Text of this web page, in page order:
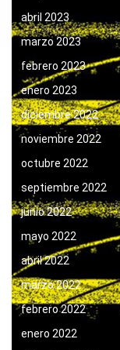
abril 2023
marzo 2023
febrero 2023
enero 2023
diciembre 2022
noviembre 2022
octubre 2022
septiembre 2022
junio 2022
mayo 2022
abril 2022
marzo 2022
febrero 2022
enero 2022